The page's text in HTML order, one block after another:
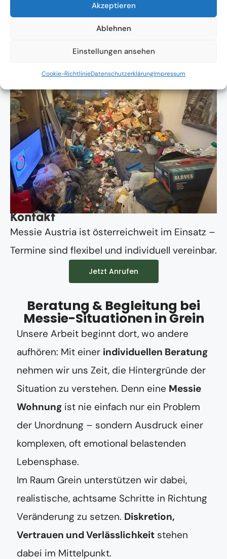
Akzeptieren
Ablehnen
Einstellungen ansehen
Cookie-RichtlinieDatenschutzerklärungImpressum
Einverständnis
Kontakt
Messie Austria ist österreichweit im Einsatz –
Termine sind flexibel und individuell vereinbar.
Jetzt Anrufen
Beratung & Begleitung bei
Messie-Situationen in Grein
Unsere Arbeit beginnt dort, wo andere
aufhören: Mit einer individuellen Beratung
nehmen wir uns Zeit, die Hintergründe der
Situation zu verstehen. Denn eine Messie
Wohnung ist nie einfach nur ein Problem
der Unordnung – sondern Ausdruck einer
komplexen, oft emotional belastenden
Lebensphase.
Im Raum Grein unterstützen wir dabei,
realistische, achtsame Schritte in Richtung
Veränderung zu setzen. Diskretion,
Vertrauen und Verlässlichkeit stehen
dabei im Mittelpunkt.